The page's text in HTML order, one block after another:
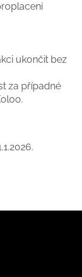
ukončit bez
za případné